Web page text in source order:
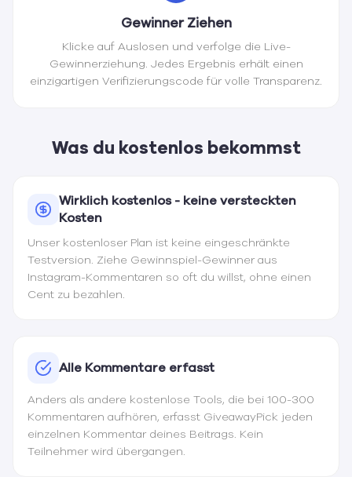
Gewinner Ziehen
Klicke auf Auslosen und verfolge die Live-
Gewinnerziehung. Jedes Ergebnis erhält einen
einzigartigen Verifizierungscode für volle Transparenz.
Was du kostenlos bekommst
Wirklich kostenlos - keine versteckten
Kosten
Unser kostenloser Plan ist keine eingeschränkte
Testversion. Ziehe Gewinnspiel-Gewinner aus
Instagram-Kommentaren so oft du willst, ohne einen
Cent zu bezahlen.
Alle Kommentare erfasst
Anders als andere kostenlose Tools, die bei 100-300
Kommentaren aufhören, erfasst GiveawayPick jeden
einzelnen Kommentar deines Beitrags. Kein
Teilnehmer wird übergangen.